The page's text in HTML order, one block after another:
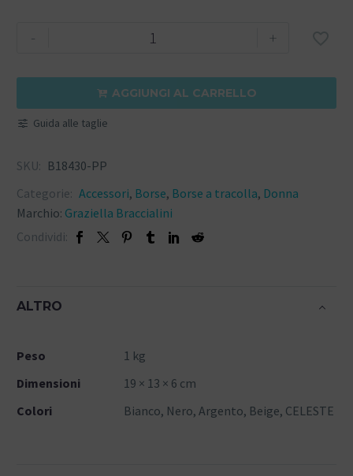
- +
 AGGIUNGI AL CARRELLO
Guida alle taglie
SKU: B18430-PP
Categorie: Accessori, Borse, Borse a tracolla, Donna
Marchio: Graziella Braccialini
Condividi:
ALTRO
Peso
1 kg
Dimensioni
19 × 13 × 6 cm
Colori
Bianco, Nero, Argento, Beige, CELESTE